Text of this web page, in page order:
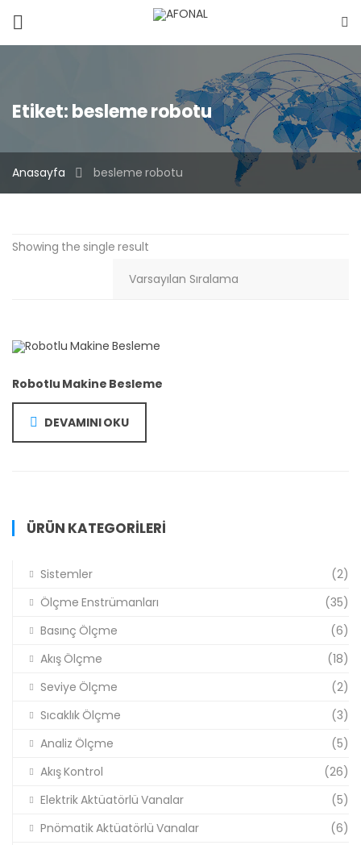
Etiket:besleme robotu
Anasayfa besleme robotu
Showing the single result
Robotlu Makine Besleme
DEVAMINI OKU
ÜRÜN KATEGORILERI
Sistemler
(2)
Ölçme Enstrümanları
(35)
Basınç Ölçme
(6)
Akış Ölçme
(18)
Seviye Ölçme
(2)
Sıcaklık Ölçme
(3)
Analiz Ölçme
(5)
Akış Kontrol
(26)
Elektrik Aktüatörlü Vanalar
(5)
Pnömatik Aktüatörlü Vanalar
(6)